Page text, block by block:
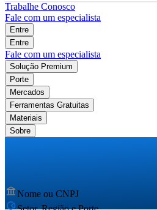
Trabalhe Conosco
Fale com um especialista
Entre
Entre
Fale com um especialista
Solução Premium
Porte
Mercados
Ferramentas Gratuitas
Materiais
Sobre
Nome ou CNPJ